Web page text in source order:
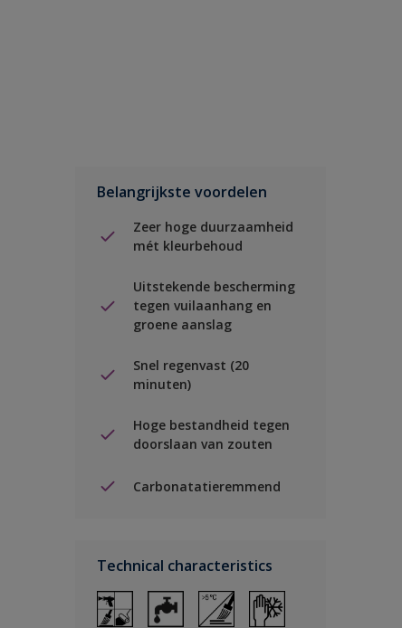
Belangrijkste voordelen
Zeer hoge duurzaamheid
mét kleurbehoud
Uitstekende bescherming
tegen vuilaanhang en
groene aanslag
Snel regenvast (20
minuten)
Hoge bestandheid tegen
doorslaan van zouten
Carbonatatieremmend
Technical characteristics